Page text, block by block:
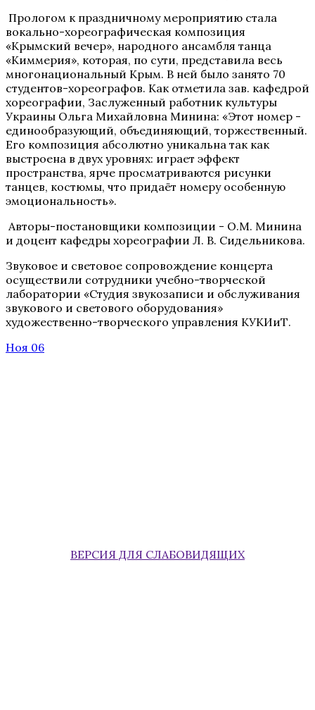
Прологом к праздничному мероприятию стала
вокально-хореографическая композиция
«Крымский вечер», народного ансамбля танца
«Киммерия», которая, по сути, представила весь
многонациональный Крым. В ней было занято 70
студентов-хореографов. Как отметила зав. кафедрой
хореографии, Заслуженный работник культуры
Украины Ольга Михайловна Минина: «Этот номер -
единообразующий, объединяющий, торжественный.
Его композиция абсолютно уникальна так как
выстроена в двух уровнях: играет эффект
пространства, ярче просматриваются рисунки
танцев, костюмы, что придаёт номеру особенную
эмоциональность».
Авторы-постановщики композиции - О.М. Минина
и доцент кафедры хореографии Л. В. Сидельникова.
Звуковое и световое сопровождение концерта
осуществили сотрудники учебно-творческой
лаборатории «Студия звукозаписи и обслуживания
звукового и светового оборудования»
художественно-творческого управления КУКИиТ.
Ноя 06
ВЕРСИЯ ДЛЯ СЛАБОВИДЯЩИХ